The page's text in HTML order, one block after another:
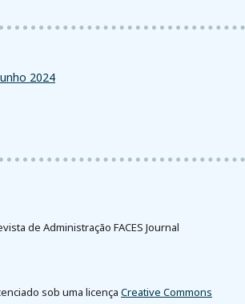
2024
de Administração FACES Journal
sob uma licença Creative Commons